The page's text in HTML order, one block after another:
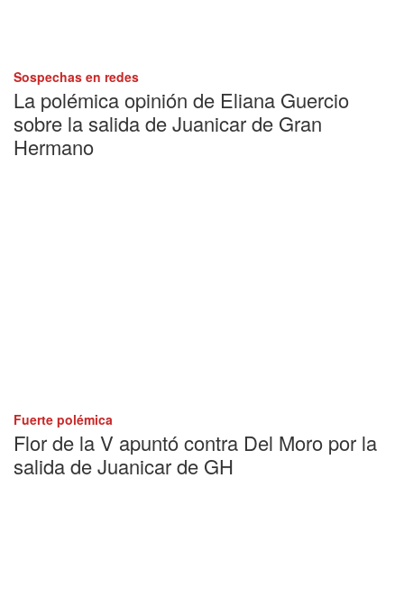
Sospechas en redes
La polémica opinión de Eliana Guercio
sobre la salida de Juanicar de Gran
Hermano
Fuerte polémica
Flor de la V apuntó contra Del Moro por la
salida de Juanicar de GH